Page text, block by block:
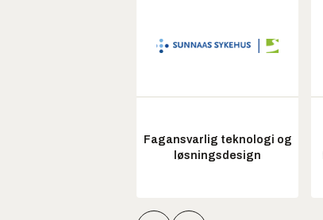
Fagansvarlig teknologi og
løsningsdesign